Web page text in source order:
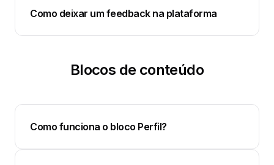
Como deixar um feedback na plataforma
Blocos de conteúdo
Como funciona o bloco Perfil?